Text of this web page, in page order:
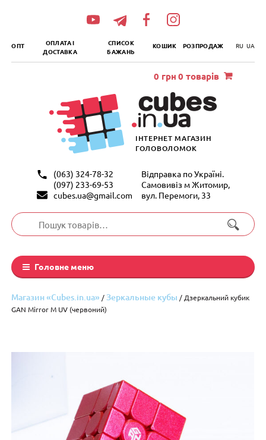
ОПТ
ОПЛАТА І
ДОСТАВКА
СПИСОК
БАЖАНЬ
КОШИК РОЗПРОДАЖ RU UA
ІНТЕРНЕТ МАГАЗИН
ГОЛОВОЛОМОК
(063) 324-78-32
(097) 233-69-53
cubes.ua@gmail.com
Відправка по Україні.
Самовивіз м Житомир,
вул. Перемоги, 33
Шукати:
Головне меню
0 грн 0 товарів
Магазин «Cubes.in.ua» /Зеркальные кубы / Дзеркальний кубик
GAN Mirror M UV (червоний)